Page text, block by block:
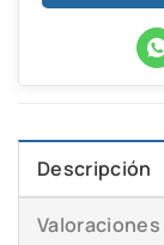
Descripción